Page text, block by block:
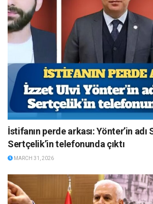
İstifanın perde arkası: Yönter’in adı
Sertçelik’in telefonunda çıktı
MARCH 31, 2026